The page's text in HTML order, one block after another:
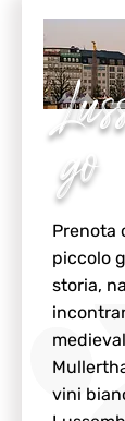
go
Prenota
piccolo
storia,
vini